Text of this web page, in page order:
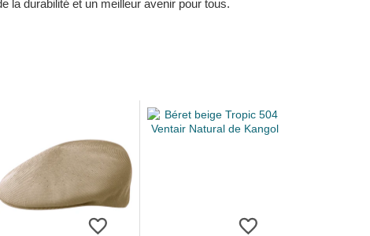
la durabilité et un meilleur avenir pour tous.